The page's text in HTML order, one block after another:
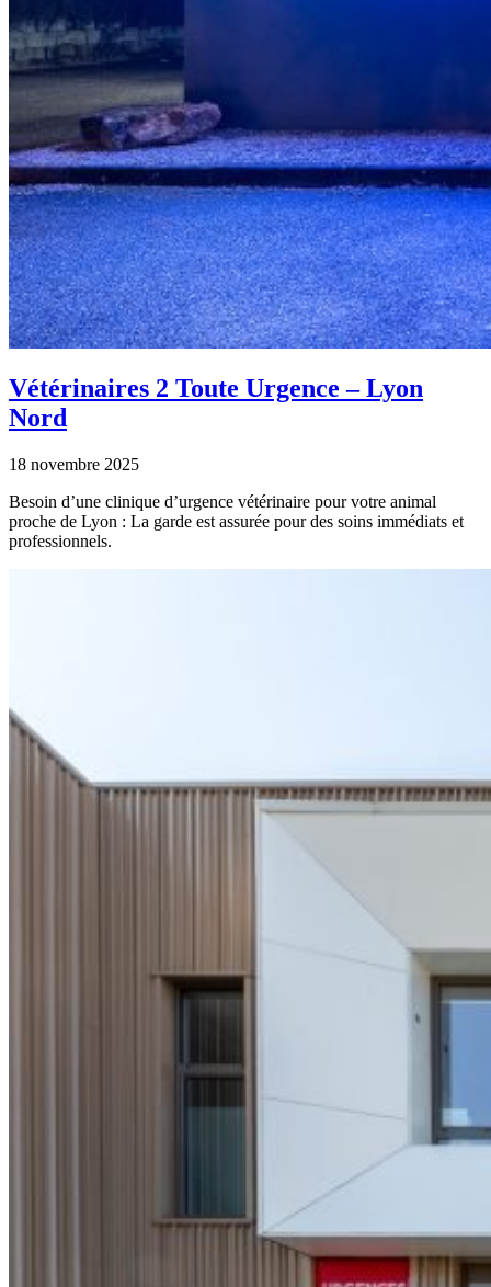
Vétérinaires 2 Toute Urgence – Lyon
Nord
18 novembre 2025
Besoin d’une clinique d’urgence vétérinaire pour votre animal
proche de Lyon : La garde est assurée pour des soins immédiats et
professionnels.